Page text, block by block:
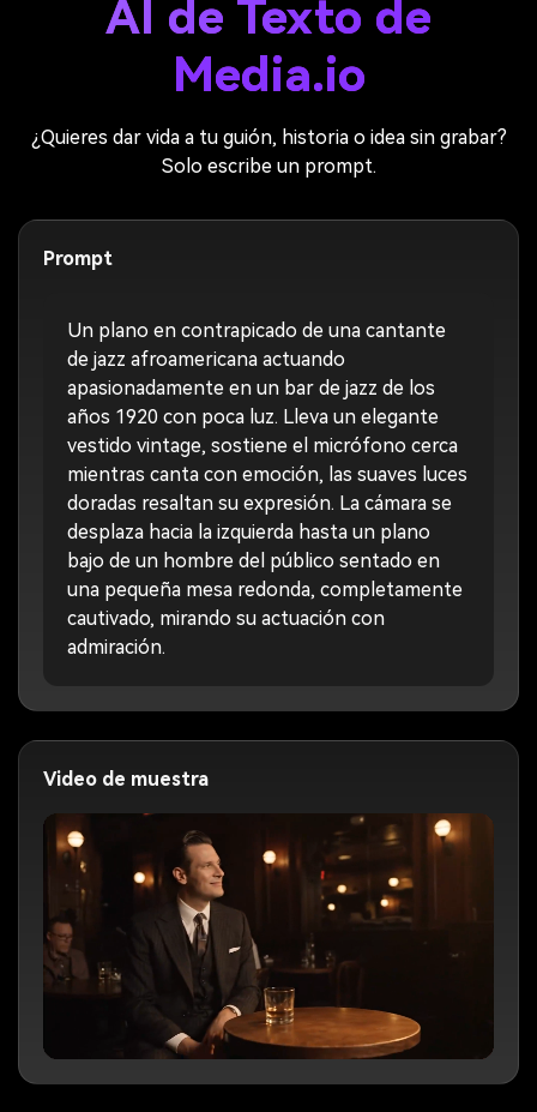
AI de Texto de
Media.io
¿Quieres dar vida a tu guión, historia o idea sin grabar?
Solo escribe un prompt.
Prompt
Un plano en contrapicado de una cantante
de jazz afroamericana actuando
apasionadamente en un bar de jazz de los
años 1920 con poca luz. Lleva un elegante
vestido vintage, sostiene el micrófono cerca
mientras canta con emoción, las suaves luces
doradas resaltan su expresión. La cámara se
desplaza hacia la izquierda hasta un plano
bajo de un hombre del público sentado en
una pequeña mesa redonda, completamente
cautivado, mirando su actuación con
admiración.
Video de muestra